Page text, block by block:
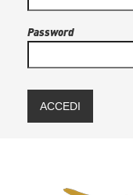
Password
ACCEDI